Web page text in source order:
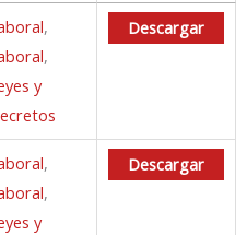
,
,
y
Descargar
,
,
y
Descargar